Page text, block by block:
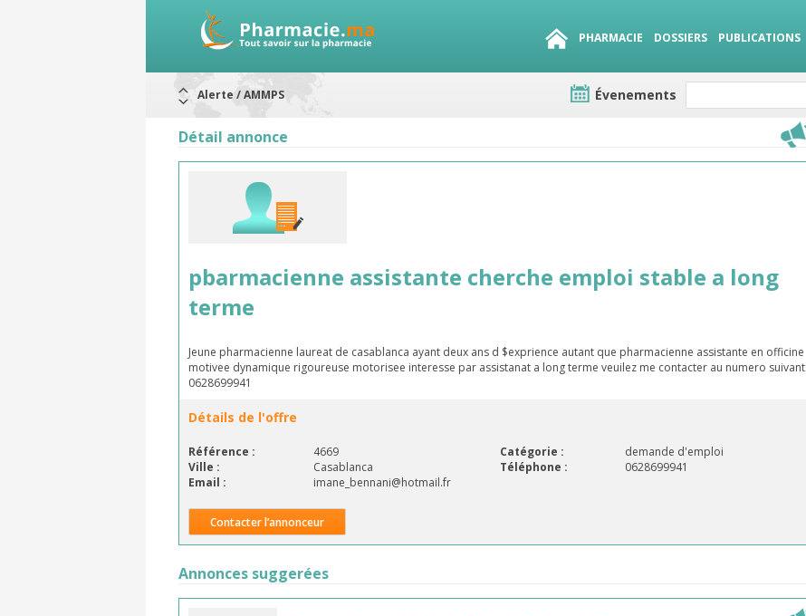
PHARMACIE DOSSIERS PUBLICATIONS
Alerte / AMMPS
ARRÊT DE COMMERCIALISATION
Rappel de lots : préparations lactées
Évenements
Détail annonce
pbarmacienne assistante cherche emploi stable a long
terme
Jeune pharmacienne laureat de casablanca ayant deux ans d $exprience autant que pharmacienne assistante en officine
motivee dynamique rigoureuse motorisee interesse par assistanat a long terme veuilez me contacter au numero suivant
0628699941
Détails de l'offre
Référence : 4669 Catégorie :
demande d'emploi
Ville :
Casablanca Téléphone :
0628699941
Email :
imane_bennani@hotmail.fr
Contacter l’annonceur
Annonces suggerées